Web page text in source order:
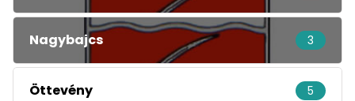
Nagybajcs 3
Öttevény 5